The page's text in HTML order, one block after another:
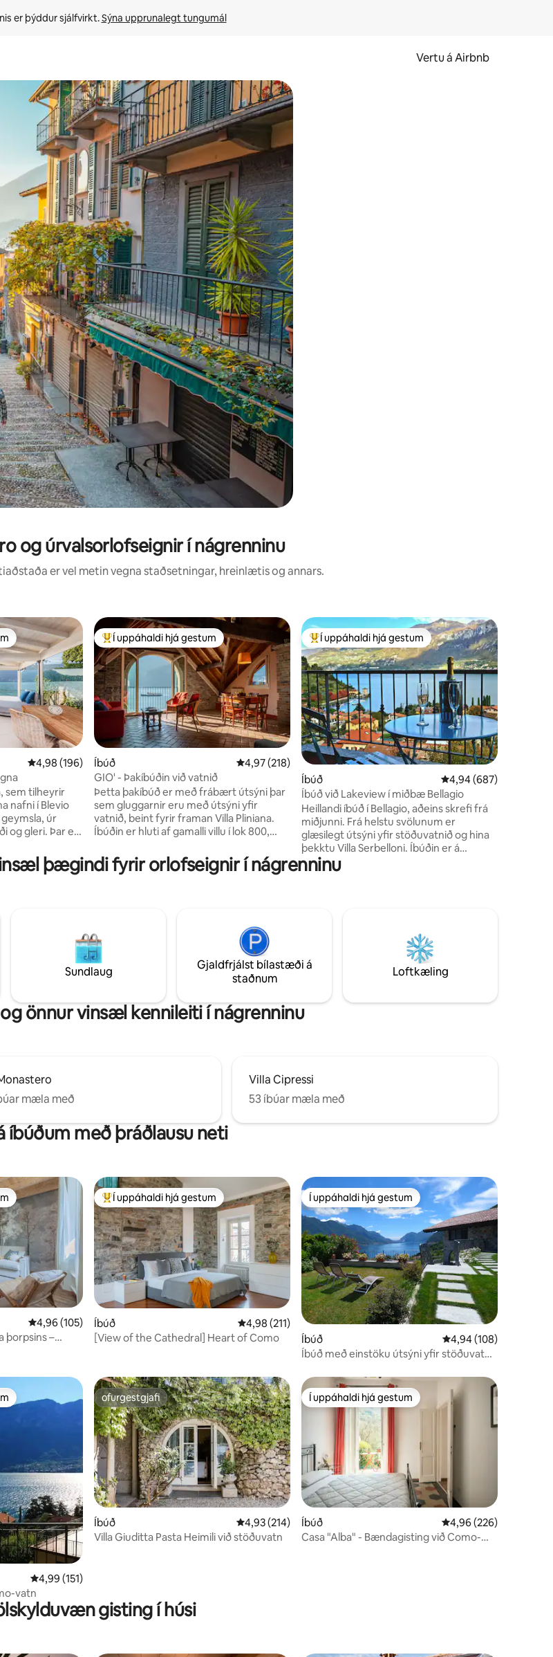
er þýddur sjálfvirkt. Sýna upprunalegt tungumál
Vertu á Airbnb
skoða með því að snerta eða strjúka.
og úrvalsorlofseignir í nágrenninu
er vel metin vegna staðsetningar, hreinlætis og annars.
4,98 af 5 í meðaleinkunn, 196 umsagnir
4,98 (196)
sem tilheyrir
nafni í Blevio
úr
og gleri. Þar er
villum frá
Hotel Villa
með
Í mestu uppáhaldi hjá gestum
Í uppáhaldi hjá gestum
Íbúð 4,97 af 5 í meðaleinkunn, 218 umsagnir
4,97 (218)
GIO' - Þakíbúðin við vatnið
Þetta þakíbúð er með frábært útsýni þar
sem gluggarnir eru með útsýni yfir
vatnið, beint fyrir framan Villa Pliniana.
Íbúðin er hluti af gamalli villu í lok 800,
hljóðið í öldunum við vatnið, sem blúrar í
húsinu. Það er staðsett í miðju
strætóstoppistöðinni C10 og C20.
almenningsbílastæði eru fyrir framan
inngang hússins
Í mestu uppáhaldi hjá gestum
Í uppáhaldi hjá gestum
Íbúð 4,94 af 5 í
4,94 (687)
Íbúð við Lakeview í miðbæ Bellagio
Heillandi íbúð í Bellagio, aðeins skrefi frá
miðjunni. Frá helstu svölunum er
glæsilegt útsýni yfir stöðuvatnið og hina
þekktu Villa Serbelloni. Íbúðin er á
tveimur hæðum: á fyrri hæðinni er stofa,
baðherbergi, eldhús og einnig
sem dáist að friði vatnsins. Þú munt aldrei
þægindi fyrir orlofseignir í nágrenninu
Sundlaug
Gjaldfrjálst bílastæði á
staðnum
Loftkæling
önnur vinsæl kennileiti í nágrenninu
mæla með
Villa Cipressi
53 íbúar mæla með
íbúðum með þráðlausu neti
4,96 af 5 í meðaleinkunn, 105 umsagnir
4,96 (105)
þorpsins –
Í mestu uppáhaldi hjá gestum
Í uppáhaldi hjá gestum
Íbúð 4,98 af 5 í meðaleinkunn, 211 umsagnir
4,98 (211)
[View of the Cathedral] Heart of Como
Í uppáhaldi hjá gestum
Í uppáhaldi hjá gestum
Íbúð 4,94 af 5 í
4,94 (108)
Íbúð með einstöku útsýni yfir stöðuvatn,
4,99 af 5 í meðaleinkunn, 151 umsagnir
4,99 (151)
vatn
ofurgestgjafi
ofurgestgjafi
Íbúð 4,93 af 5 í meðaleinkunn, 214 umsagnir
4,93 (214)
Villa Giuditta Pasta Heimili við stöðuvatn
Í uppáhaldi hjá gestum
Í uppáhaldi hjá gestum
Íbúð 4,96 af 5 í
4,96 (226)
Casa "Alba" - Bændagisting við Como-
gisting í húsi